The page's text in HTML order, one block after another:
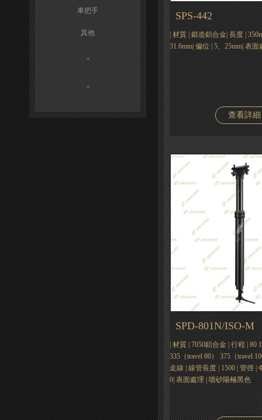
車把手
其他
-
-
SPS-442
| 材質 | 鍛造鋁合金| 長度 |
31.6mm| 偏位 | 5、25mm| 表
查看詳細
SPD-801N/ISO-M
| 材質 | 7050鋁合金 | 行程 | 80
335（travel 80） 375（travel
走線 | 線管長度 | 1500 | 管徑 |
0| 表面處理 | 噴砂陽極黑色